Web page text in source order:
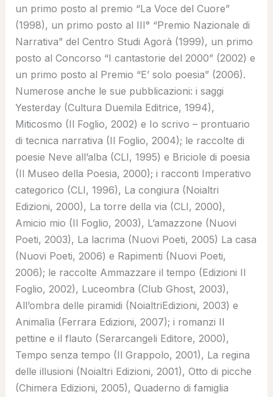
un primo posto al premio “La Voce del Cuore”
(1998), un primo posto al III° “Premio Nazionale di
Narrativa” del Centro Studi Agorà (1999), un primo
posto al Concorso “I cantastorie del 2000” (2002) e
un primo posto al Premio “E’ solo poesia” (2006).
Numerose anche le sue pubblicazioni: i saggi
Yesterday (Cultura Duemila Editrice, 1994),
Miticosmo (Il Foglio, 2002) e Io scrivo – prontuario
di tecnica narrativa (Il Foglio, 2004); le raccolte di
poesie Neve all’alba (CLI, 1995) e Briciole di poesia
(Il Museo della Poesia, 2000); i racconti Imperativo
categorico (CLI, 1996), La congiura (Noialtri
Edizioni, 2000), La torre della via (CLI, 2000),
Amicio mio (Il Foglio, 2003), L’amazzone (Nuovi
Poeti, 2003), La lacrima (Nuovi Poeti, 2005) La casa
(Nuovi Poeti, 2006) e Rapimenti (Nuovi Poeti,
2006); le raccolte Ammazzare il tempo (Edizioni Il
Foglio, 2002), Luceombra (Club Ghost, 2003),
All’ombra delle piramidi (NoialtriEdizioni, 2003) e
Animalìa (Ferrara Edizioni, 2007); i romanzi Il
pettine e il flauto (Serarcangeli Editore, 2000),
Tempo senza tempo (Il Grappolo, 2001), La regina
delle illusioni (Noialtri Edizioni, 2001), Otto di picche
(Chimera Edizioni, 2005), Quaderno di famiglia